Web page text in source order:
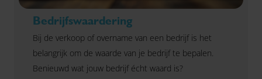
Bedrijfswaardering
Bij de verkoop of overname van een bedrijf is het
belangrijk om de waarde van je bedrijf te bepalen.
Benieuwd wat jouw bedrijf écht waard is?